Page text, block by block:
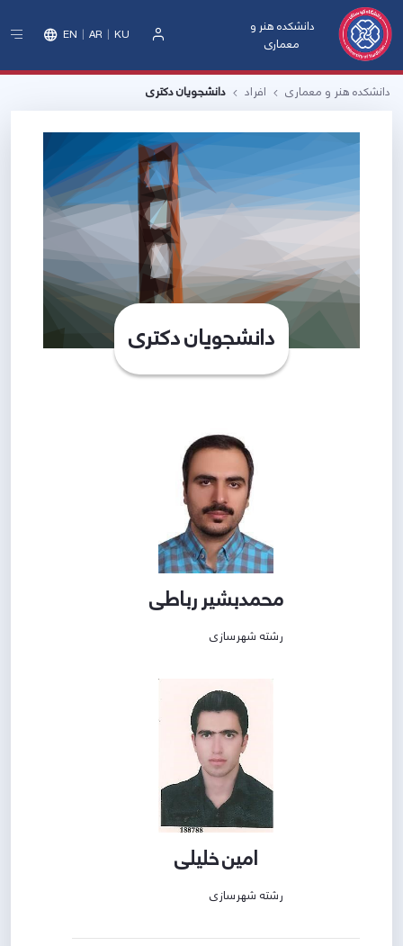
دانشکده هنر و
معماری
EN AR KU
دانشکده هنر و معماری افراد دانشجویان دکتری
دانشجویان دکتری
محمدبشیر رباطی
رشته شهرسازی
امین خلیلی
رشته شهرسازی